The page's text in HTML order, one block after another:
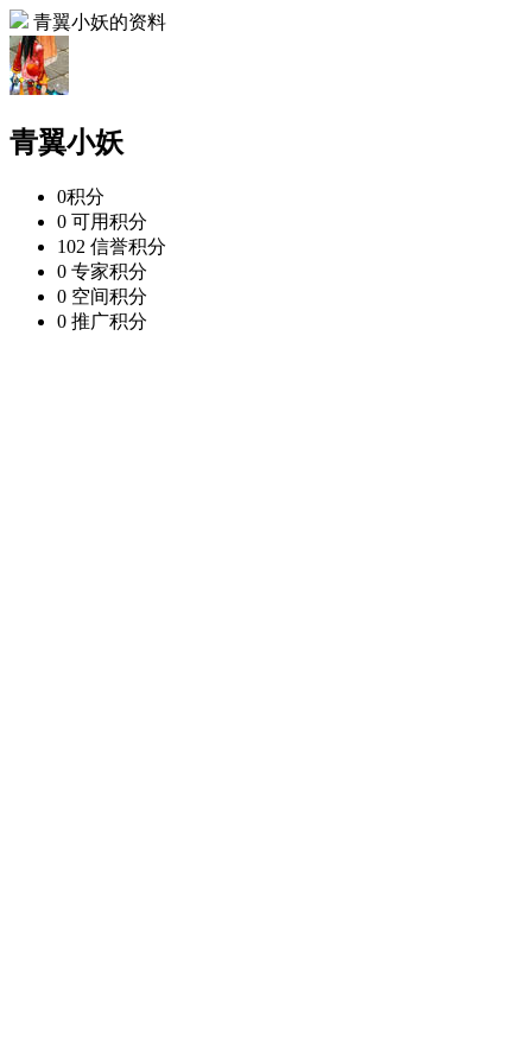
青翼小妖的资料
青翼小妖
0积分
0 可用积分
102 信誉积分
0 专家积分
0 空间积分
0 推广积分